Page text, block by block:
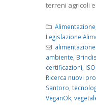
terreni agricoli
Alimentazione
Legislazione
ambiente,
certificazioni,
Ricerca nuovi
Santoro,
VeganOk,